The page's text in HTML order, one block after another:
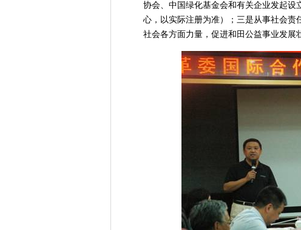
协会、中国绿化基金会和有关企业发起设
心，以实际注册为准）；三是从事社会责
社会各方面力量，促进和田公益事业发展